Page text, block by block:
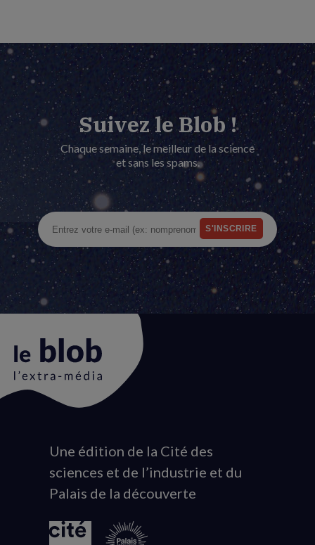
Suivez le Blob !
Chaque semaine, le meilleur de la science
et sans les spams.
Animation
du
logo
Une édition de la Cité des
sciences et de l’industrie et du
Palais de la découverte